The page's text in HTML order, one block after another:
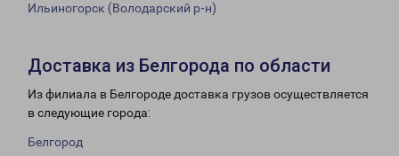
Ильиногорск (Володарский р-н)
Доставка из Белгорода по области
Из филиала в Белгороде доставка грузов осуществляется
в следующие города:
Белгород